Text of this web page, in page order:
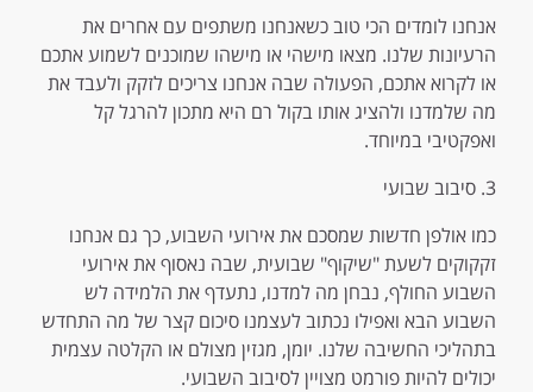
אנחנו לומדים הכי טוב כשאנחנו משתפים עם אחרים את
הרעיונות שלנו. מצאו מישהי או מישהו שמוכנים לשמוע אתכם
או לקרוא אתכם, הפעולה שבה אנחנו צריכים לזקק ולעבד את
מה שלמדנו ולהציג אותו בקול רם היא מתכון להרגל קל
ואפקטיבי במיוחד.
3. סיבוב שבועי
כמו אולפן חדשות שמסכם את אירועי השבוע, כך גם אנחנו
זקקוקים לשעת "שיקוף" שבועית, שבה נאסוף את אירועי
השבוע החולף, נבחן מה למדנו, נתעדף את הלמידה לש
השבוע הבא ואפילו נכתוב לעצמנו סיכום קצר של מה התחדש
בתהליכי החשיבה שלנו. יומן, מגזין מצולם או הקלטה עצמית
יכולים להיות פורמט מצויין לסיבוב השבועי.